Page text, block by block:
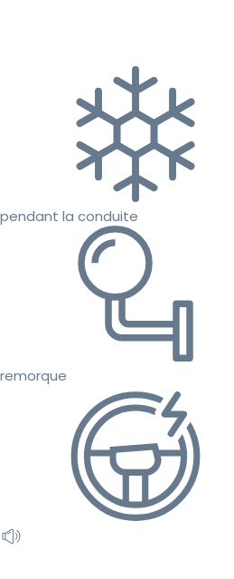
pendant la conduite
remorque